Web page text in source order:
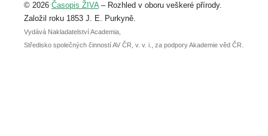
abstraktu přihlášené přednášky nebo
posteru je už 30. června.
© 2026 Časopis ŽIVA– Rozhled v oboru veškeré přírody.
Založil roku 1853 J. E. Purkyně.
Vydává Nakladatelství Academia,
Středisko společných činností AV ČR, v. v. i., za podpory Akademie věd ČR.